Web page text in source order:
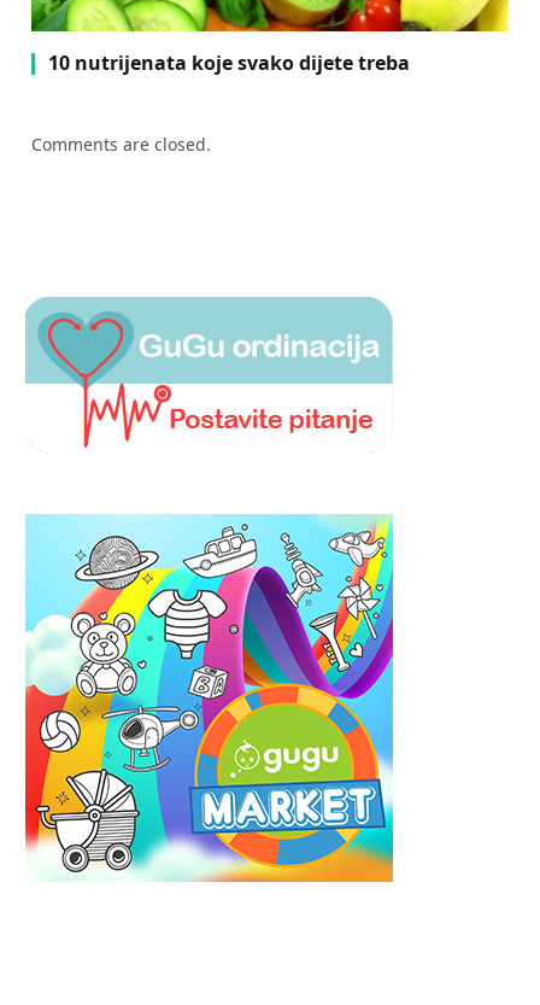
10 nutrijenata koje svako dijete treba
Comments are closed.